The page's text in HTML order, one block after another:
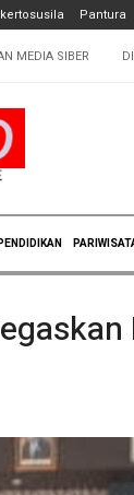
Pantura
MEDIA SIBER